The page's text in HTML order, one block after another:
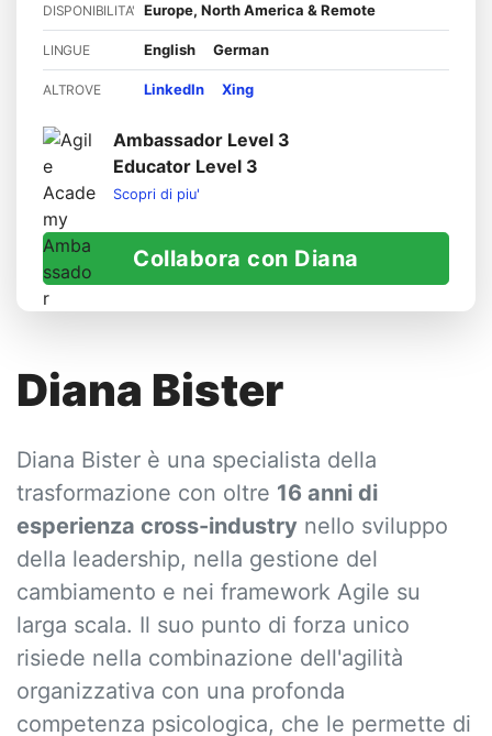
DISPONIBILITA' Europe, North America & Remote
LINGUE English German
ALTROVE LinkedIn Xing
Ambassador Level 3
Educator Level 3
Scopri di piu'
Collabora con Diana
Diana Bister
Diana Bister è una specialista della
trasformazione con oltre 16 anni di
esperienza cross-industry nello sviluppo
della leadership, nella gestione del
cambiamento e nei framework Agile su
larga scala. Il suo punto di forza unico
risiede nella combinazione dell'agilità
organizzativa con una profonda
competenza psicologica, che le permette di